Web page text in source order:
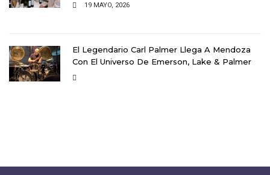
19 MAYO, 2026
El Legendario Carl Palmer Llega A Mendoza
Con El Universo De Emerson, Lake & Palmer